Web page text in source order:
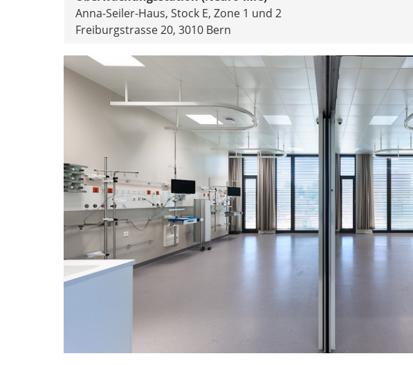
Anna-Seiler-Haus, Stock E, Zone 1 und 2
Freiburgstrasse 20, 3010 Bern